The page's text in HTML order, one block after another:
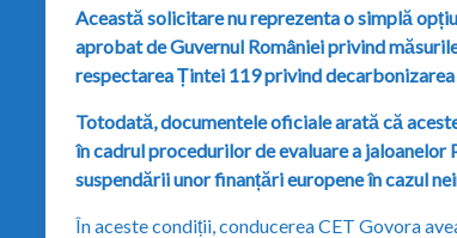
Această solicitare nu reprezenta o simplă
aprobat de Guvernul României privind
respectarea Țintei 119 privind
Totodată, documentele oficiale arată că
în cadrul procedurilor de evaluare a
suspendării unor finanțări europene în cazul
În aceste condiții, conducerea CET Govora